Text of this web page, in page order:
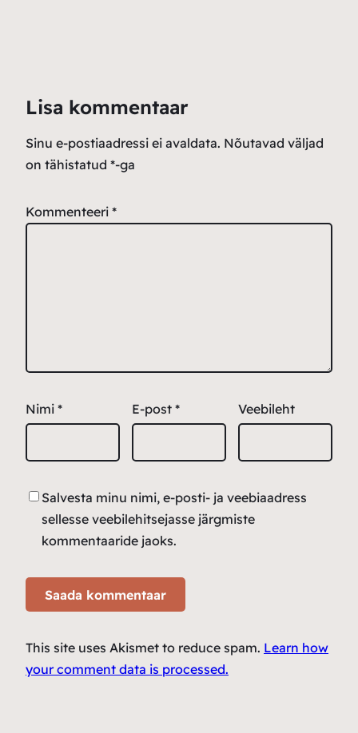
Lisa kommentaar
Sinu e-postiaadressi ei avaldata. Nõutavad väljad
on tähistatud *-ga
Kommenteeri *
Nimi * E-post * Veebileht
Salvesta minu nimi, e-posti- ja veebiaadress
sellesse veebilehitsejasse järgmiste
kommentaaride jaoks.
This site uses Akismet to reduce spam. Learn how
your comment data is processed.